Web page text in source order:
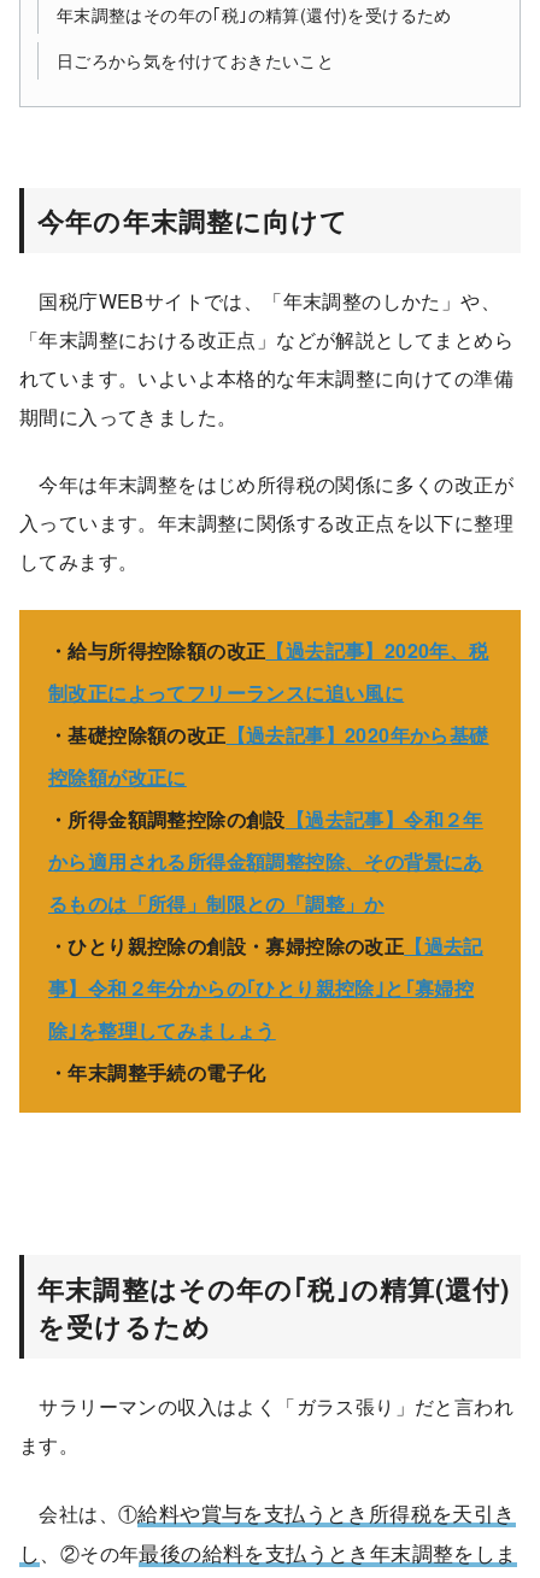
年末調整はその年の｢税｣の精算(還付)を受けるため
日ごろから気を付けておきたいこと
今年の年末調整に向けて
国税庁WEBサイトでは、「年末調整のしかた」や、
「年末調整における改正点」などが解説としてまとめら
れています。いよいよ本格的な年末調整に向けての準備
期間に入ってきました。
今年は年末調整をはじめ所得税の関係に多くの改正が
入っています。年末調整に関係する改正点を以下に整理
してみます。
・給与所得控除額の改正 【過去記事】2020年、税
制改正によってフリーランスに追い風に
・基礎控除額の改正 【過去記事】2020年から基礎
控除額が改正に
・所得金額調整控除の創設 【過去記事】令和２年
から適用される所得金額調整控除、その背景にあ
るものは「所得」制限との「調整」か
・ひとり親控除の創設・寡婦控除の改正 【過去記
事】令和２年分からの｢ひとり親控除｣と｢寡婦控
除｣を整理してみましょう
・年末調整手続の電子化
年末調整はその年の｢税｣の精算(還付)
を受けるため
サラリーマンの収入はよく「ガラス張り」だと言われ
ます。
会社は、①給料や賞与を支払うとき所得税を天引き
し、②その年最後の給料を支払うとき年末調整をしま